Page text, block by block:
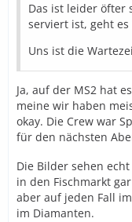
Das ist leider öfter
serviert ist, geht
Uns ist die
Ja, auf der MS2 hat
meine wir haben
okay. Die Crew war
für den nächsten
Die Bilder sehen
in den Fischmarkt
aber auf jeden Fall
im Diamanten.